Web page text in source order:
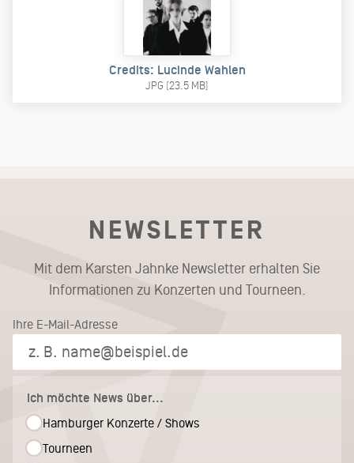
Credits: Lucinde Wahlen
JPG (23.5 MB)
NEWSLETTER
Mit dem Karsten Jahnke Newsletter erhalten Sie
Informationen zu Konzerten und Tourneen.
Ihre E-Mail-Adresse
Ich möchte News über...
Hamburger Konzerte / Shows
Tourneen